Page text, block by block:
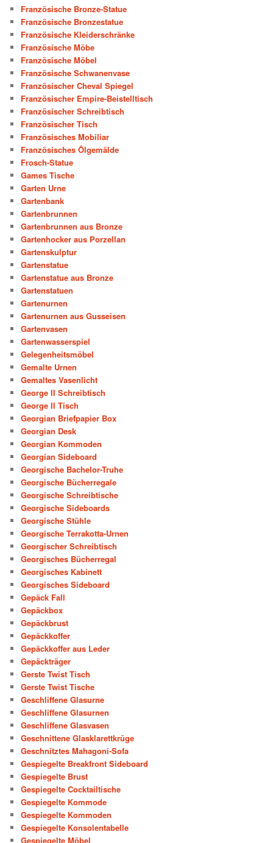
Französische Bronze-Statue
Französische Bronzestatue
Französische Kleiderschränke
Französische Möbe
Französische Möbel
Französische Schwanenvase
Französischer Cheval Spiegel
Französischer Empire-Beistelltisch
Französischer Schreibtisch
Französischer Tisch
Französisches Mobiliar
Französisches Ölgemälde
Frosch-Statue
Games Tische
Garten Urne
Gartenbank
Gartenbrunnen
Gartenbrunnen aus Bronze
Gartenhocker aus Porzellan
Gartenskulptur
Gartenstatue
Gartenstatue aus Bronze
Gartenstatuen
Gartenurnen
Gartenurnen aus Gusseisen
Gartenvasen
Gartenwasserspiel
Gelegenheitsmöbel
Gemalte Urnen
Gemaltes Vasenlicht
George II Schreibtisch
George II Tisch
Georgian Briefpapier Box
Georgian Desk
Georgian Kommoden
Georgian Sideboard
Georgische Bachelor-Truhe
Georgische Bücherregale
Georgische Schreibtische
Georgische Sideboards
Georgische Stühle
Georgische Terrakotta-Urnen
Georgischer Schreibtisch
Georgisches Bücherregal
Georgisches Kabinett
Georgisches Sideboard
Gepäck Fall
Gepäckbox
Gepäckbrust
Gepäckkoffer
Gepäckkoffer aus Leder
Gepäckträger
Gerste Twist Tisch
Gerste Twist Tische
Geschliffene Glasurne
Geschliffene Glasurnen
Geschliffene Glasvasen
Geschnittene Glasklarettkrüge
Geschnitztes Mahagoni-Sofa
Gespiegelte Breakfront Sideboard
Gespiegelte Brust
Gespiegelte Cocktailtische
Gespiegelte Kommode
Gespiegelte Kommoden
Gespiegelte Konsolentabelle
Gespiegelte Möbel